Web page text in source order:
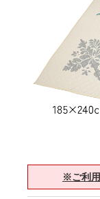
※ご利用